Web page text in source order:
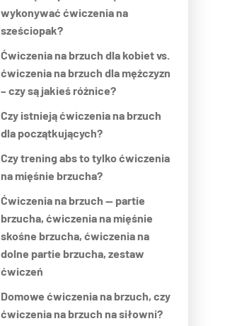
wykonywać ćwiczenia na
sześciopak?
Ćwiczenia na brzuch dla kobiet vs.
ćwiczenia na brzuch dla mężczyzn
– czy są jakieś różnice?
Czy istnieją ćwiczenia na brzuch
dla początkujących?
Czy trening abs to tylko ćwiczenia
na mięśnie brzucha?
Ćwiczenia na brzuch — partie
brzucha, ćwiczenia na mięśnie
skośne brzucha, ćwiczenia na
dolne partie brzucha, zestaw
ćwiczeń
Domowe ćwiczenia na brzuch, czy
ćwiczenia na brzuch na siłowni?